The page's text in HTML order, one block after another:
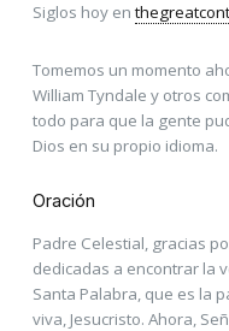
Siglos hoy en
Tomemos un momento
William Tyndale y otros
todo para que la gente
Dios en su propio idioma.
Oración
Padre Celestial, gracias
dedicadas a encontrar la
Santa Palabra, que es la
viva, Jesucristo. Ahora,